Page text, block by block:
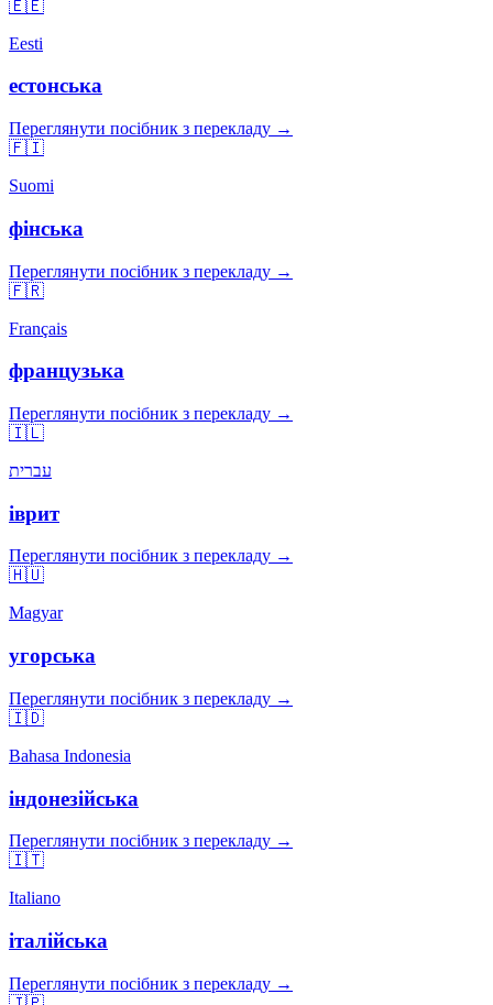
🇪🇪
Eesti
естонська
Переглянути посібник з перекладу →
🇫🇮
Suomi
фінська
Переглянути посібник з перекладу →
🇫🇷
Français
французька
Переглянути посібник з перекладу →
🇮🇱
עברית
іврит
Переглянути посібник з перекладу →
🇭🇺
Magyar
угорська
Переглянути посібник з перекладу →
🇮🇩
Bahasa Indonesia
індонезійська
Переглянути посібник з перекладу →
🇮🇹
Italiano
італійська
Переглянути посібник з перекладу →